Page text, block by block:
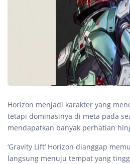
Horizon menjadi karakter yang
tetapi dominasinya di meta pada
mendapatkan banyak perhatian
‘Gravity Lift’ Horizon dianggap
langsung menuju tempat yang